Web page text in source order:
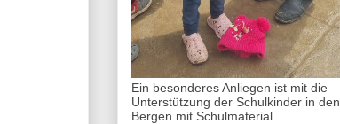
Ein besonderes Anliegen ist mit die
Unterstützung der Schulkinder in den
Bergen mit Schulmaterial.